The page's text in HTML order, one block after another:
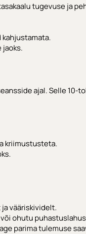
tugevuse ja
ajal. Selle
kriimustusteta.
vääriskividelt.
ohutu
parima tulemuse